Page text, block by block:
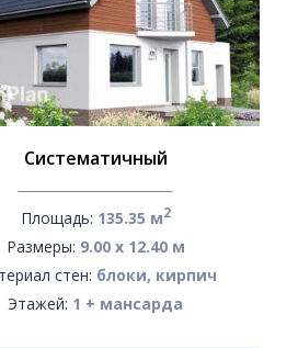
Систематичный
Площадь: 135.35 м2
Размеры: 9.00 х 12.40 м
стен: блоки, кирпич
Этажей: 1 + мансарда